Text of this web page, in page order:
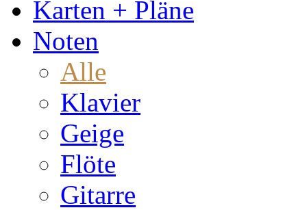
Karten + Pläne
Noten
Alle
Klavier
Geige
Flöte
Gitarre